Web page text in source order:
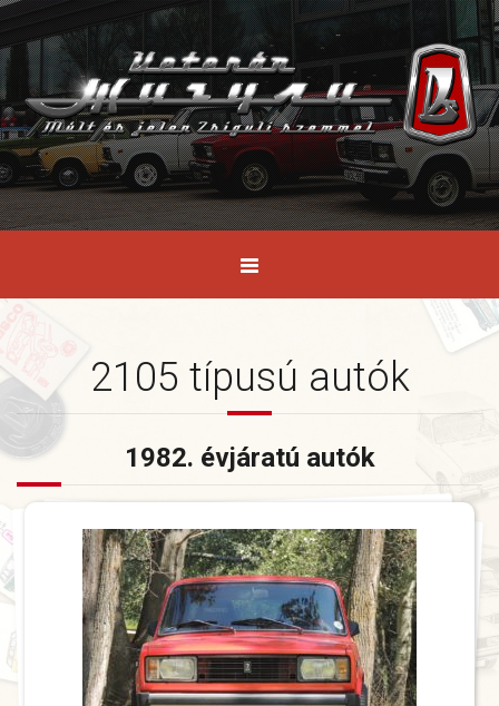
2105 típusú autók
1982. évjáratú autók